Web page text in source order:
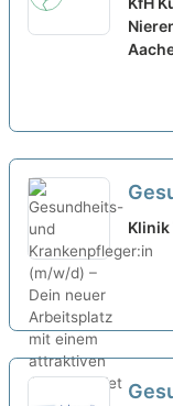
Klinik